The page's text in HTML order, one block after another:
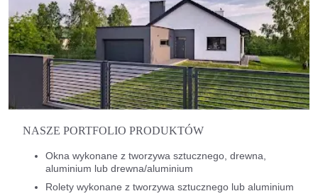
NASZE PORTFOLIO PRODUKTÓW
Okna wykonane z tworzywa sztucznego, drewna,
aluminium lub drewna/aluminium
Rolety wykonane z tworzywa sztucznego lub aluminium